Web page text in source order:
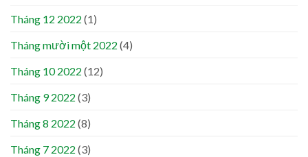
Tháng 12 2022 (1)
Tháng mười một 2022 (4)
Tháng 10 2022 (12)
Tháng 9 2022 (3)
Tháng 8 2022 (8)
Tháng 7 2022 (3)